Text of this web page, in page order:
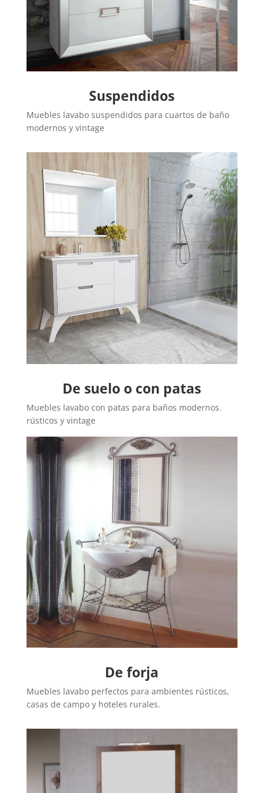
Suspendidos
Muebles lavabo suspendidos para cuartos de baño
modernos y vintage
De suelo o con patas
Muebles lavabo con patas para baños modernos.
rústicos y vintage
De forja
Muebles lavabo perfectos para ambientes rústicos,
casas de campo y hoteles rurales.